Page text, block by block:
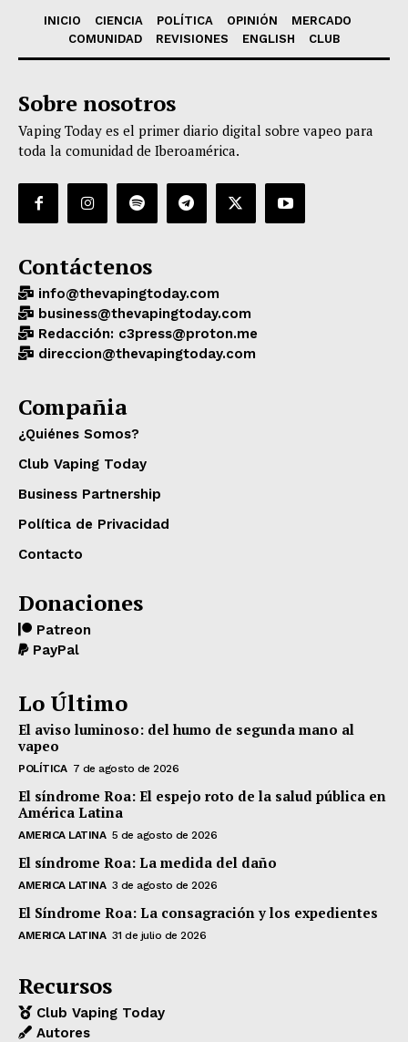
INICIO CIENCIA POLÍTICA OPINIÓN
MERCADO
COMUNIDAD
REVISIONES ENGLISH CLUB
Sobre nosotros
Vaping Today es el primer diario digital sobre vapeo para
toda la comunidad de Iberoamérica.
Contáctenos
info@thevapingtoday.com
business@thevapingtoday.com
Redacción: c3press@proton.me
direccion@thevapingtoday.com
Compañia
¿Quiénes Somos?
Club Vaping Today
Business Partnership
Política de Privacidad
Contacto
Donaciones
Patreon
PayPal
Lo Último
El aviso luminoso: del humo de segunda mano al
vapeo
POLÍTICA 7 de agosto de 2026
El síndrome Roa: El espejo roto de la salud pública en
América Latina
AMERICA LATINA 5 de agosto de 2026
El síndrome Roa: La medida del daño
AMERICA LATINA 3 de agosto de 2026
El Síndrome Roa: La consagración y los expedientes
AMERICA LATINA 31 de julio de 2026
Recursos
Club Vaping Today
Autores